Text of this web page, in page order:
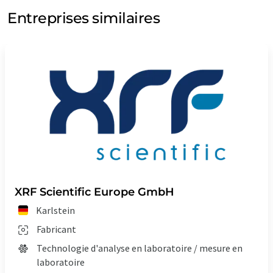
Entreprises similaires
XRF Scientific Europe GmbH
Karlstein
Fabricant
Technologie d'analyse en laboratoire / mesure en
laboratoire